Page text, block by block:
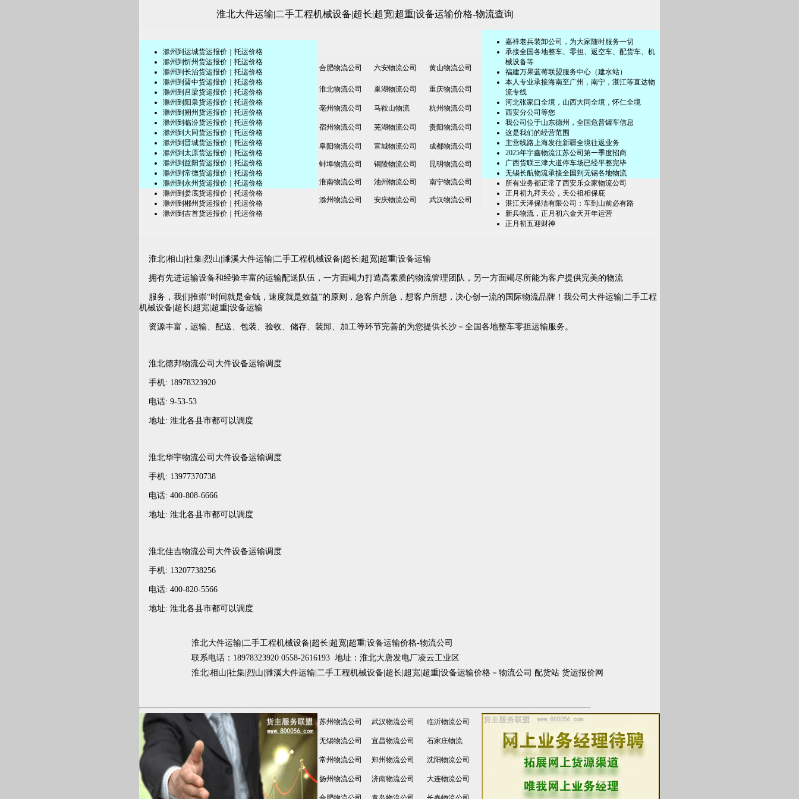
淮北大件运输|二手工程机械设备|超长|超宽|超重|设备运输价格-物流查询
滁州到运城货运报价｜托运价格
滁州到忻州货运报价｜托运价格
滁州到长治货运报价｜托运价格
滁州到晋中货运报价｜托运价格
滁州到吕梁货运报价｜托运价格
滁州到阳泉货运报价｜托运价格
滁州到朔州货运报价｜托运价格
滁州到临汾货运报价｜托运价格
滁州到大同货运报价｜托运价格
滁州到晋城货运报价｜托运价格
滁州到太原货运报价｜托运价格
滁州到益阳货运报价｜托运价格
滁州到常德货运报价｜托运价格
滁州到永州货运报价｜托运价格
滁州到娄底货运报价｜托运价格
滁州到郴州货运报价｜托运价格
滁州到吉首货运报价｜托运价格
合肥物流公司 六安物流公司 黄山物流公司
淮北物流公司 巢湖物流公司 重庆物流公司
亳州物流公司 马鞍山物流 杭州物流公司
宿州物流公司 芜湖物流公司 贵阳物流公司
阜阳物流公司 宣城物流公司 成都物流公司
蚌埠物流公司 铜陵物流公司 昆明物流公司
淮南物流公司 池州物流公司 南宁物流公司
滁州物流公司 安庆物流公司 武汉物流公司
嘉祥老兵装卸公司，为大家随时服务一切
承接全国各地整车、零担、返空车、配货车、机
械设备等
福建万果蓝莓联盟服务中心（建水站）
本人专业承接海南至广州，南宁，湛江等直达物
流专线
河北张家口全境，山西大同全境，怀仁全境
​西安分公司等您
我公司位于山东德州，全国危普罐车信息
这是我们的经营范围
主营线路上海发往新疆全境往返业务
2025年宇鑫物流江苏公司第一季度招商
广西货联三津大道停车场已经平整完毕
无锡长航物流承接全国到无锡各地物流
所有业务都正常了西安乐众家物流公司
正月初九拜天公，天公祖相保庇
湛江天泽保洁有限公司：车到山前必有路
新兵物流，正月初六金天开年运营
正月初五迎财神
淮北|相山|社集|烈山|濉溪大件运输|二手工程机械设备|超长|超宽|超重|设备运输
拥有先进运输设备和经验丰富的运输配送队伍，一方面竭力打造高素质的物流管理团队，另一方面竭尽所能为客户提供完美的物流
服务，我们推崇“时间就是金钱，速度就是效益”的原则，急客户所急，想客户所想，决心创一流的国际物流品牌！我公司大件运输|二手工程
机械设备|超长|超宽|超重|设备运输
资源丰富，运输、配送、包装、验收、储存、装卸、加工等环节完善的为您提供长沙－全国各地整车零担运输服务。
淮北德邦物流公司大件设备运输调度
手机: 18978323920
电话: 9-53-53
地址: 淮北各县市都可以调度
淮北华宇物流公司大件设备运输调度
手机: 13977370738
电话: 400-808-6666
地址: 淮北各县市都可以调度
淮北佳吉物流公司大件设备运输调度
手机: 13207738256
电话: 400-820-5566
地址: 淮北各县市都可以调度
淮北大件运输|二手工程机械设备|超长|超宽|超重|设备运输价格-物流公司
联系电话：18978323920 0558-2616193 地址：淮北大唐发电厂凌云工业区
淮北|相山|社集|烈山|濉溪大件运输|二手工程机械设备|超长|超宽|超重|设备运输价格－物流公司 配货站 货运报价网
苏州物流公司 武汉物流公司 临沂物流公司
无锡物流公司 宜昌物流公司 石家庄物流
常州物流公司 郑州物流公司 沈阳物流公司
扬州物流公司 济南物流公司 大连物流公司